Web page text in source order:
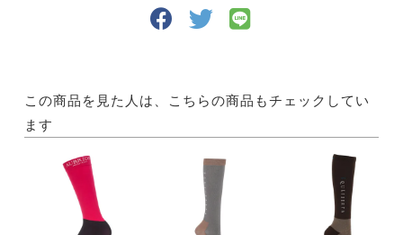
この商品を見た人は、こちらの商品もチェックしてい
ます